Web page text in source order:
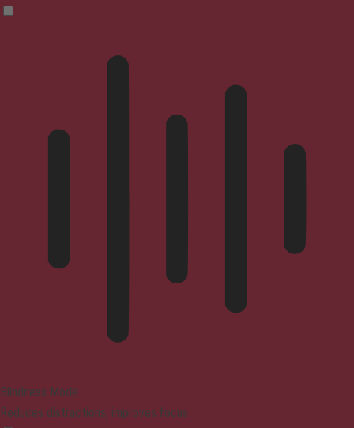
Blindness Mode
Reduces distractions, improves focus